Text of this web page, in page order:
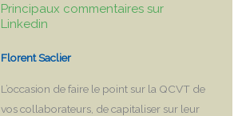
Principaux commentaires sur
Linkedin
Florent Saclier
L’occasion de faire le point sur la QCVT de
vos collaborateurs, de capitaliser sur leur